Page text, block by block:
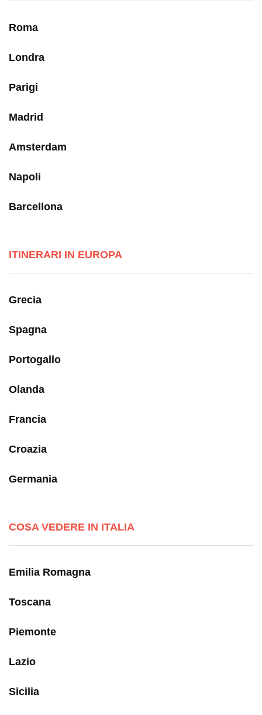
Roma
Londra
Parigi
Madrid
Amsterdam
Napoli
Barcellona
ITINERARI IN EUROPA
Grecia
Spagna
Portogallo
Olanda
Francia
Croazia
Germania
COSA VEDERE IN ITALIA
Emilia Romagna
Toscana
Piemonte
Lazio
Sicilia